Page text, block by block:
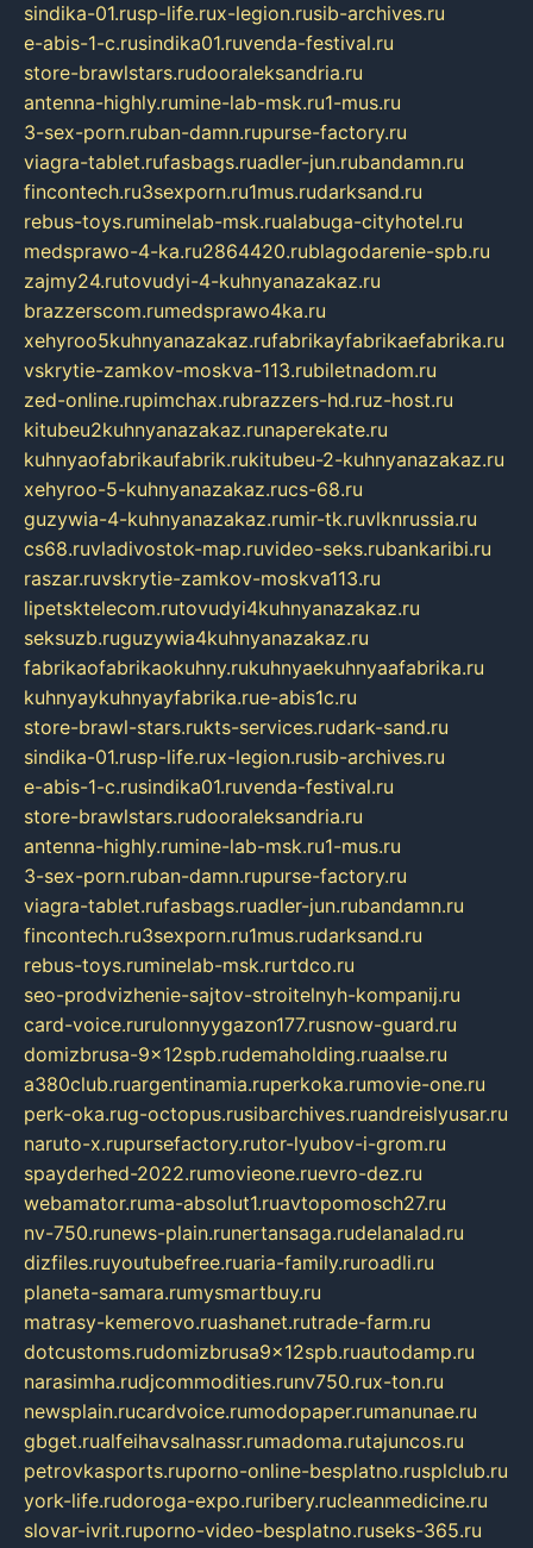
sindika-01.rusp-life.rux-legion.rusib-archives.ru
e-abis-1-c.rusindika01.ruvenda-festival.ru
store-brawlstars.rudooraleksandria.ru
antenna-highly.rumine-lab-msk.ru1-mus.ru
3-sex-porn.ruban-damn.rupurse-factory.ru
viagra-tablet.rufasbags.ruadler-jun.rubandamn.ru
fincontech.ru3sexporn.ru1mus.rudarksand.ru
rebus-toys.ruminelab-msk.rualabuga-cityhotel.ru
medsprawo-4-ka.ru2864420.rublagodarenie-spb.ru
zajmy24.rutovudyi-4-kuhnyanazakaz.ru
brazzerscom.rumedsprawo4ka.ru
xehyroo5kuhnyanazakaz.rufabrikayfabrikaefabrika.ru
vskrytie-zamkov-moskva-113.rubiletnadom.ru
zed-online.rupimchax.rubrazzers-hd.ruz-host.ru
kitubeu2kuhnyanazakaz.runaperekate.ru
kuhnyaofabrikaufabrik.rukitubeu-2-kuhnyanazakaz.ru
xehyroo-5-kuhnyanazakaz.rucs-68.ru
guzywia-4-kuhnyanazakaz.rumir-tk.ruvlknrussia.ru
cs68.ruvladivostok-map.ruvideo-seks.rubankaribi.ru
raszar.ruvskrytie-zamkov-moskva113.ru
lipetsktelecom.rutovudyi4kuhnyanazakaz.ru
seksuzb.ruguzywia4kuhnyanazakaz.ru
fabrikaofabrikaokuhny.rukuhnyaekuhnyaafabrika.ru
kuhnyaykuhnyayfabrika.rue-abis1c.ru
store-brawl-stars.rukts-services.rudark-sand.ru
sindika-01.rusp-life.rux-legion.rusib-archives.ru
e-abis-1-c.rusindika01.ruvenda-festival.ru
store-brawlstars.rudooraleksandria.ru
antenna-highly.rumine-lab-msk.ru1-mus.ru
3-sex-porn.ruban-damn.rupurse-factory.ru
viagra-tablet.rufasbags.ruadler-jun.rubandamn.ru
fincontech.ru3sexporn.ru1mus.rudarksand.ru
rebus-toys.ruminelab-msk.rurtdco.ru
seo-prodvizhenie-sajtov-stroitelnyh-kompanij.ru
card-voice.rurulonnyygazon177.rusnow-guard.ru
domizbrusa-9x12spb.rudemaholding.ruaalse.ru
a380club.ruargentinamia.ruperkoka.rumovie-one.ru
perk-oka.rug-octopus.rusibarchives.ruandreislyusar.ru
naruto-x.rupursefactory.rutor-lyubov-i-grom.ru
spayderhed-2022.rumovieone.ruevro-dez.ru
webamator.ruma-absolut1.ruavtopomosch27.ru
nv-750.runews-plain.runertansaga.rudelanalad.ru
dizfiles.ruyoutubefree.ruaria-family.ruroadli.ru
planeta-samara.rumysmartbuy.ru
matrasy-kemerovo.ruashanet.rutrade-farm.ru
dotcustoms.rudomizbrusa9x12spb.ruautodamp.ru
narasimha.rudjcommodities.runv750.rux-ton.ru
newsplain.rucardvoice.rumodopaper.rumanunae.ru
gbget.rualfeihavsalnassr.rumadoma.rutajuncos.ru
petrovkasports.ruporno-online-besplatno.rusplclub.ru
york-life.rudoroga-expo.ruribery.rucleanmedicine.ru
slovar-ivrit.ruporno-video-besplatno.ruseks-365.ru